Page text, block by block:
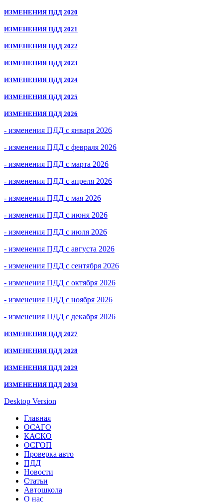
ИЗМЕНЕНИЯ ПДД 2020
ИЗМЕНЕНИЯ ПДД 2021
ИЗМЕНЕНИЯ ПДД 2022
ИЗМЕНЕНИЯ ПДД 2023
ИЗМЕНЕНИЯ ПДД 2024
ИЗМЕНЕНИЯ ПДД 2025
ИЗМЕНЕНИЯ ПДД 2026
- изменения ПДД с января 2026
- изменения ПДД с февраля 2026
- изменения ПДД с марта 2026
- изменения ПДД с апреля 2026
- изменения ПДД с мая 2026
- изменения ПДД с июня 2026
- изменения ПДД с июля 2026
- изменения ПДД с августа 2026
- изменения ПДД с сентября 2026
- изменения ПДД с октября 2026
- изменения ПДД с ноября 2026
- изменения ПДД с декабря 2026
ИЗМЕНЕНИЯ ПДД 2027
ИЗМЕНЕНИЯ ПДД 2028
ИЗМЕНЕНИЯ ПДД 2029
ИЗМЕНЕНИЯ ПДД 2030
Desktop Version
Главная
ОСАГО
КАСКО
ОСГОП
Проверка авто
ПДД
Новости
Статьи
Автошкола
О нас